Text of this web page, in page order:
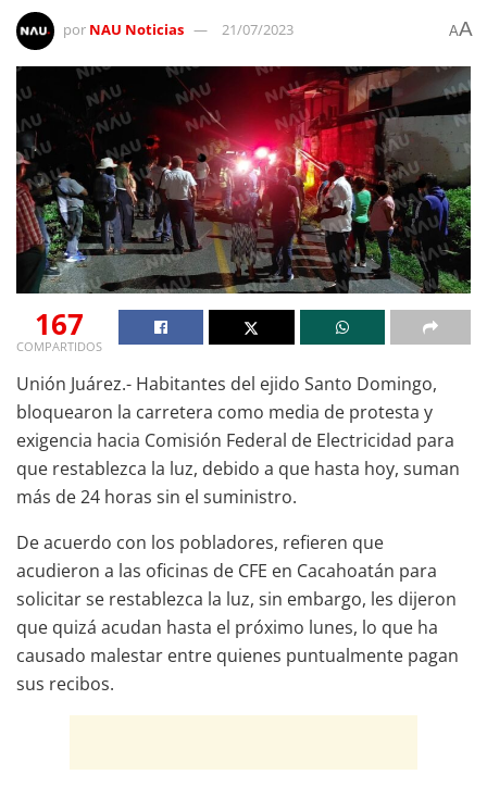
por NAU Noticias 21/07/2023 AA
167
COMPARTIDOS
Unión Juárez.- Habitantes del ejido Santo Domingo,
bloquearon la carretera como media de protesta y
exigencia hacia Comisión Federal de Electricidad para
que restablezca la luz, debido a que hasta hoy, suman
más de 24 horas sin el suministro.
De acuerdo con los pobladores, refieren que
acudieron a las oficinas de CFE en Cacahoatán para
solicitar se restablezca la luz, sin embargo, les dijeron
que quizá acudan hasta el próximo lunes, lo que ha
causado malestar entre quienes puntualmente pagan
sus recibos.